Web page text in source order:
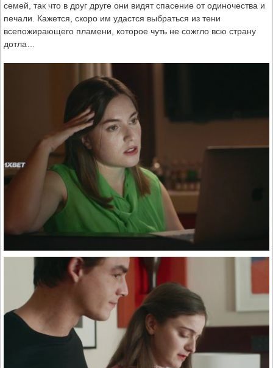
семей, так что в друг друге они видят спасение от одиночества и
печали. Кажется, скоро им удастся выбраться из тени
всепожирающего пламени, которое чуть не сожгло всю страну
дотла…